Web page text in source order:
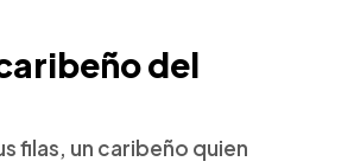
del
filas, un caribeño quien